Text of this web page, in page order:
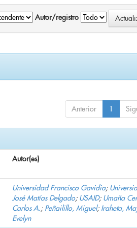
Autor/registro
Anterior 1
Autor(es)
Universidad Francisco Gavidia;
José Matías Delgado; USAID; Umaña
Carlos A.; Peñailillo, Miguel; Iraheta,
Evelyn